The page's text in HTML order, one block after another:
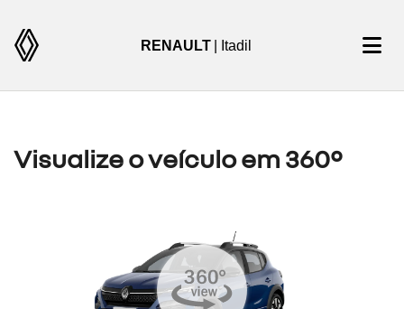
RENAULT | Itadil
Visualize o veículo em 360°